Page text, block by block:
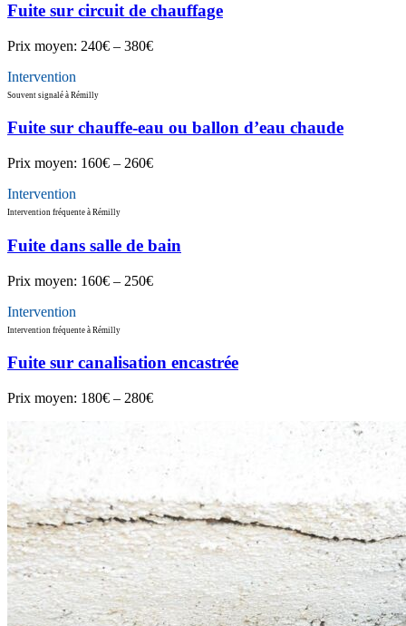
Fuite sur circuit de chauffage
Prix moyen: 240€ – 380€
Intervention
Souvent signalé à Rémilly
Fuite sur chauffe-eau ou ballon d’eau chaude
Prix moyen: 160€ – 260€
Intervention
Intervention fréquente à Rémilly
Fuite dans salle de bain
Prix moyen: 160€ – 250€
Intervention
Intervention fréquente à Rémilly
Fuite sur canalisation encastrée
Prix moyen: 180€ – 280€